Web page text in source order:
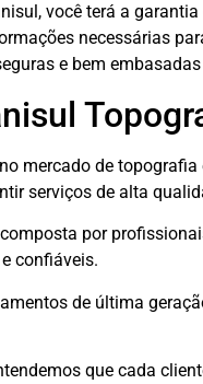
você terá a
necessárias
e bem
mercado de
serviços de alta
por
confiáveis.
de última
que cada